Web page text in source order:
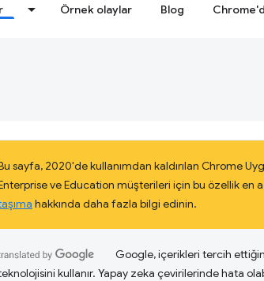
Örnek olaylar Blog
sayfa, 2020'de kullanımdan kaldırılan Chrome
ve Education müşterileri için bu özellik
hakkında daha fazla bilgi edinin.
Google, içerikleri tercih
kullanır. Yapay zeka çevirilerinde hata